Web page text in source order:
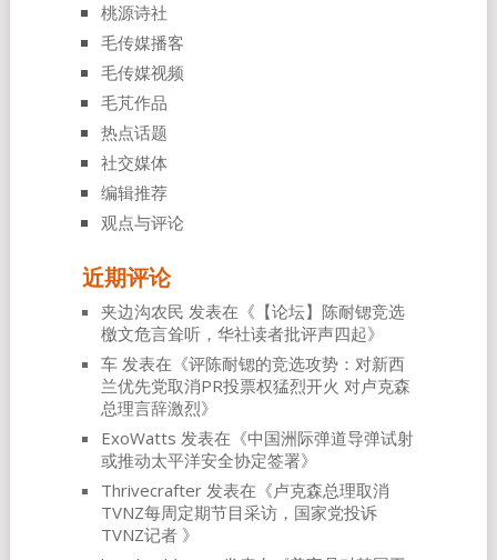
桃源诗社
毛传媒播客
毛传媒视频
毛芃作品
热点话题
社交媒体
编辑推荐
观点与评论
近期评论
夹边沟农民 发表在《 【论坛】陈耐锶竞选
檄文危言耸听，华社读者批评声四起》
车发表在《评陈耐锶的竞选攻势：对新西
兰优先党取消PR投票权猛烈开火 对卢克森
总理言辞激烈》
ExoWatts 发表在《中国洲际弹道导弹试射
或推动太平洋安全协定签署》
Thrivecrafter发表在《卢克森总理取消
TVNZ每周定期节目采访，国家党投诉
TVNZ记者 》